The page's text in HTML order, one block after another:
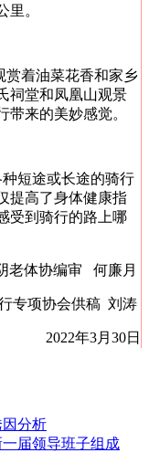
里。
着油菜花香和家乡
祠堂和凤凰山观景
来的美妙感觉。
短途或长途的骑行
提高了身体健康指
受到骑行的路上哪
老体协编审 何廉月
专项协会供稿 刘涛
2022年3月30日
分析
届领导班子组成